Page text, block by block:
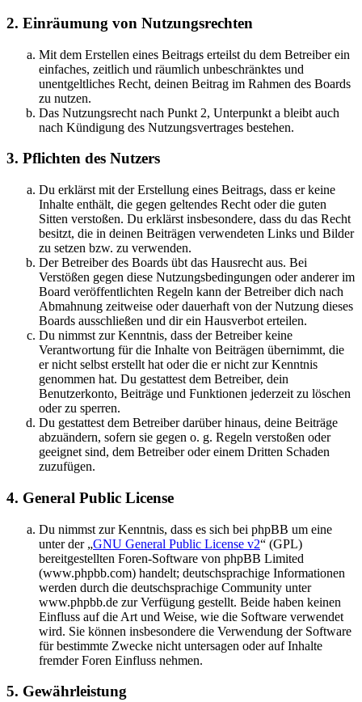
2. Einräumung von Nutzungsrechten
Mit dem Erstellen eines Beitrags erteilst du dem Betreiber ein
einfaches, zeitlich und räumlich unbeschränktes und
unentgeltliches Recht, deinen Beitrag im Rahmen des Boards
zu nutzen.
Das Nutzungsrecht nach Punkt 2, Unterpunkt a bleibt auch
nach Kündigung des Nutzungsvertrages bestehen.
3. Pflichten des Nutzers
Du erklärst mit der Erstellung eines Beitrags, dass er keine
Inhalte enthält, die gegen geltendes Recht oder die guten
Sitten verstoßen. Du erklärst insbesondere, dass du das Recht
besitzt, die in deinen Beiträgen verwendeten Links und Bilder
zu setzen bzw. zu verwenden.
Der Betreiber des Boards übt das Hausrecht aus. Bei
Verstößen gegen diese Nutzungsbedingungen oder anderer im
Board veröffentlichten Regeln kann der Betreiber dich nach
Abmahnung zeitweise oder dauerhaft von der Nutzung dieses
Boards ausschließen und dir ein Hausverbot erteilen.
Du nimmst zur Kenntnis, dass der Betreiber keine
Verantwortung für die Inhalte von Beiträgen übernimmt, die
er nicht selbst erstellt hat oder die er nicht zur Kenntnis
genommen hat. Du gestattest dem Betreiber, dein
Benutzerkonto, Beiträge und Funktionen jederzeit zu löschen
oder zu sperren.
Du gestattest dem Betreiber darüber hinaus, deine Beiträge
abzuändern, sofern sie gegen o. g. Regeln verstoßen oder
geeignet sind, dem Betreiber oder einem Dritten Schaden
zuzufügen.
4. General Public License
Du nimmst zur Kenntnis, dass es sich bei phpBB um eine
unter der „GNU General Public License v2“ (GPL)
bereitgestellten Foren-Software von phpBB Limited
(www.phpbb.com) handelt; deutschsprachige Informationen
werden durch die deutschsprachige Community unter
www.phpbb.de zur Verfügung gestellt. Beide haben keinen
Einfluss auf die Art und Weise, wie die Software verwendet
wird. Sie können insbesondere die Verwendung der Software
für bestimmte Zwecke nicht untersagen oder auf Inhalte
fremder Foren Einfluss nehmen.
5. Gewährleistung